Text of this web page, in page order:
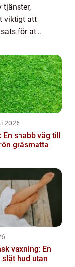
tjänster,
viktigt att
för att
2026
En snabb väg till
gräsmatta
vaxning: En
hud utan